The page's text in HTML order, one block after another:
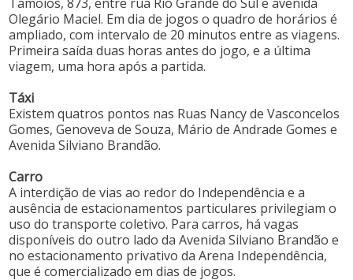
Olegário Maciel. Em dia de jogos o quadro de horários é
ampliado, com intervalo de 20 minutos entre as viagens.
Primeira saída duas horas antes do jogo, e a última
viagem, uma hora após a partida.
Táxi
Existem quatros pontos nas Ruas Nancy de Vasconcelos
Gomes, Genoveva de Souza, Mário de Andrade Gomes e
Avenida Silviano Brandão.
Carro
A interdição de vias ao redor do Independência e a
ausência de estacionamentos particulares privilegiam o
uso do transporte coletivo. Para carros, há vagas
disponíveis do outro lado da Avenida Silviano Brandão e
no estacionamento privativo da Arena Independência,
que é comercializado em dias de jogos.